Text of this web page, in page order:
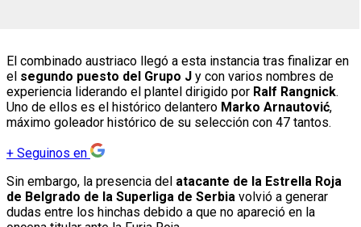
El combinado austriaco llegó a esta instancia tras finalizar en
el segundo puesto del Grupo J y con varios nombres de
experiencia liderando el plantel dirigido por Ralf Rangnick.
Uno de ellos es el histórico delantero Marko Arnautović,
máximo goleador histórico de su selección con 47 tantos.
+ Seguinos en
Sin embargo, la presencia del atacante de la Estrella Roja
de Belgrado de la Superliga de Serbia volvió a generar
dudas entre los hinchas debido a que no apareció en la